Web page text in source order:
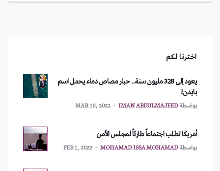
اخترنا لكم
يعود إلى 328 مليون سنة.. حبار مصاص دماء يحمل اسم
بايدن!
بواسطةIMAN ABDULMAJEED
MAR 10, 2022
أمريكا تطلب اجتماعاً طارئاً لمجلس الأمن
بواسطةMOHAMAD ISSA MOHAMAD
FEB 1, 2022